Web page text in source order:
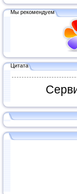
Мы рекомендуем
Цитата